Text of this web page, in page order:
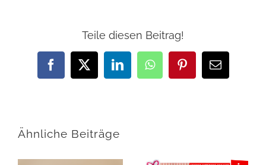
Teile diesen Beitrag!
Facebook
X LinkedInWhatsAppPinterest
E-
Mail
Ähnliche Beiträge